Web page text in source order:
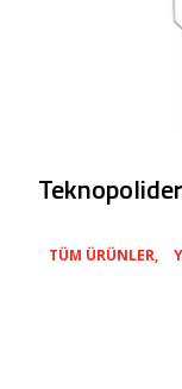
TÜM ÜRÜNLER